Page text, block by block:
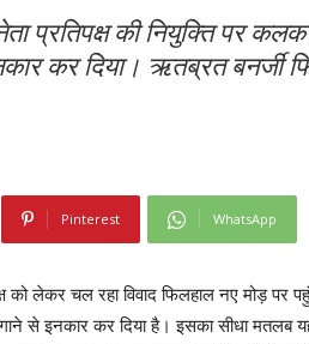
प्रतिपक्ष की नियुक्ति पर
कर दिया। ऋतब्रत बनर्जी
Pinterest WhatsApp
को लेकर चल रहा विवाद फिलहाल नए मोड़ पर
से इनकार कर दिया है। इसका सीधा मतलब